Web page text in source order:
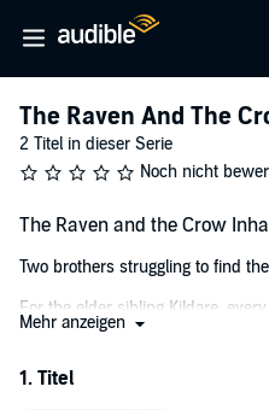
The Raven And The
2 Titel in dieser Serie
Noch nicht
The Raven and the Crow
Two brothers struggling to find
For the elder sibling Kildare,
of betrayal. Once governed by
sword arm metes out his own
Mehr anzeigen
1. Titel